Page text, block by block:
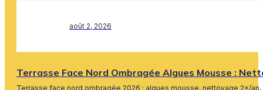
août 2, 2026
Terrasse Face Nord Ombragée Algues Mousse :
Terrasse face nord ombragée 2026 : algues mousse, nettoyage 2×/